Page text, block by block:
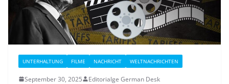
UNTERHALTUNG FILME NACHRICHT WELTNACHRICHTEN
September 30, 2025 Editorialge German Desk